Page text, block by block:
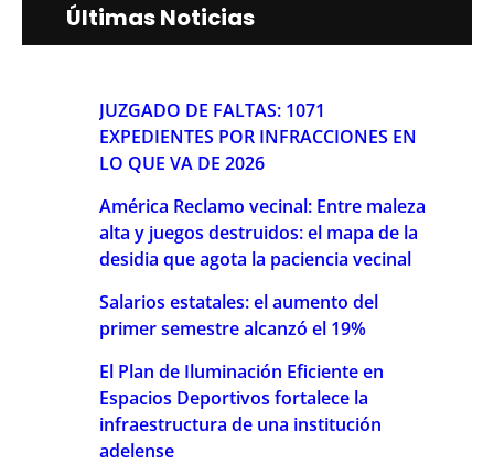
Últimas Noticias
JUZGADO DE FALTAS: 1071
EXPEDIENTES POR INFRACCIONES EN
LO QUE VA DE 2026
América Reclamo vecinal: Entre maleza
alta y juegos destruidos: el mapa de la
desidia que agota la paciencia vecinal
Salarios estatales: el aumento del
primer semestre alcanzó el 19%
El Plan de Iluminación Eficiente en
Espacios Deportivos fortalece la
infraestructura de una institución
adelense